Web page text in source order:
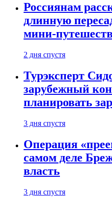
Россиянам
длинную
мини-
2 дня спустя
Турэксперт
зарубежный
планировать
3 дня спустя
Операция
самом деле
власть
3 дня спустя